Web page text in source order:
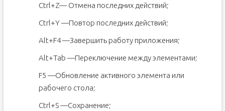
Ctrl+Z— Отмена последних действий;
Ctrl+Y —Повтор последних действий;
Alt+F4 —Завершить работу приложения;
Alt+Tab —Переключение между элементами;
F5 —Обновление активного элемента или
рабочего стола;
Ctrl+S —Сохранение;